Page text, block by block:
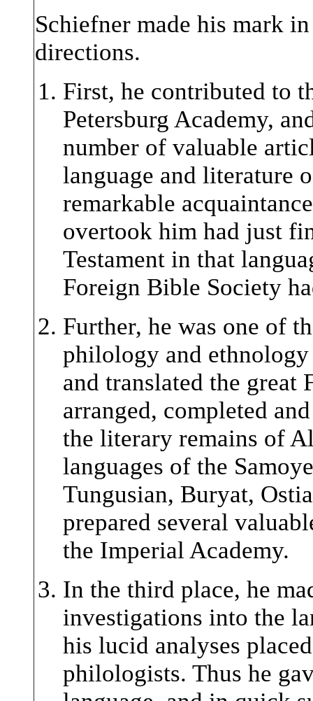
Schiefner made his mark
directions.
First, he contributed to
Petersburg Academy,
number of valuable
language and literature
remarkable
overtook him had just
Testament in that
Foreign Bible Society
Further, he was one of
philology and
and translated the great
arranged, completed
the literary remains of
languages of the
Tungusian, Buryat,
prepared several
the Imperial Academy.
In the third place, he
investigations into the
his lucid analyses
philologists. Thus he